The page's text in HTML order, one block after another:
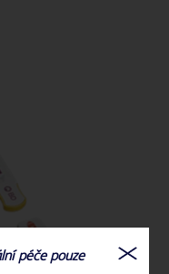
péče pouze